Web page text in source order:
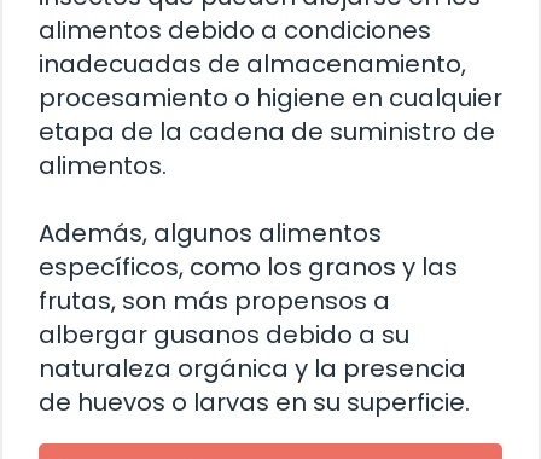
alimentos debido a condiciones
inadecuadas de almacenamiento,
procesamiento o higiene en cualquier
etapa de la cadena de suministro de
alimentos.
Además, algunos alimentos
específicos, como los granos y las
frutas, son más propensos a
albergar gusanos debido a su
naturaleza orgánica y la presencia
de huevos o larvas en su superficie.